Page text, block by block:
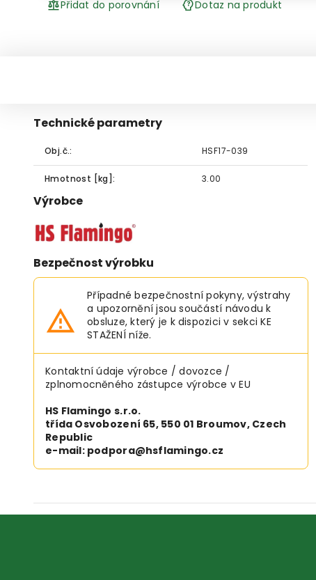
Přidat do porovnání Dotaz na produkt
Technické parametry
Obj.č.: HSF17-039
Hmotnost [kg]: 3.00
Výrobce
Bezpečnost výrobku
Případné bezpečnostní pokyny, výstrahy
a upozornění jsou součástí návodu k
obsluze, který je k dispozici v sekci KE
STAŽENÍ níže.
Kontaktní údaje výrobce / dovozce /
zplnomocněného zástupce výrobce v EU
HS Flamingo s.r.o.
třída Osvobození 65, 550 01 Broumov, Czech
Republic
e-mail: podpora@hsflamingo.cz